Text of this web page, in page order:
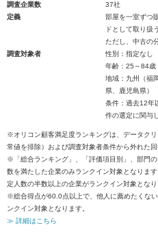
調査企業数
37社
定義
部屋を一室ずつ
ドとして取り扱
ただし、中古の
調査対象者
性別：指定なし
年齢：25～84歳
地域：九州（福
県、鹿児島県）
条件：過去12年
件の選定に関与
※オリコン顧客満足度ランキングは、データク
常値を排除）および調査対象者条件から外れた
※「総合ランキング」、「評価項目別」、部門
数を満たした企業のみランクイン対象となりま
定人数の半数以上の企業がランクイン対象となり
※総合得点が60.0点以上で、他人に薦めたくな
ンクイン対象となります。
≫ 詳細はこちら